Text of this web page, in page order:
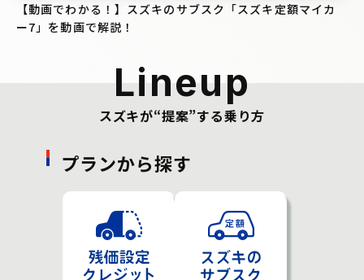
【動画でわかる！】スズキのサブスク「スズキ定額マイカ
ー7」を動画で解説！
Lineup
スズキが“提案”する乗り方
プランから探す